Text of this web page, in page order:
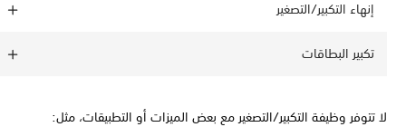
إنهاء التكبير/التصغير
تكبير البطاقات
لا تتوفر وظيفة التكبير/التصغير مع بعض الميزات أو التطبيقات، مثل: